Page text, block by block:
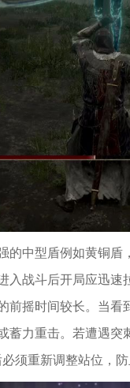
的中型盾例如黄铜
入战斗后开局应迅
前摇时间较长。当看
蓄力重击。若遭遇
须重新调整站位，防